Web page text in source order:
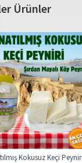
Ürünler